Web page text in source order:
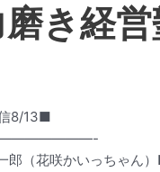
き経
8/13■
郎（花咲かいっちゃん